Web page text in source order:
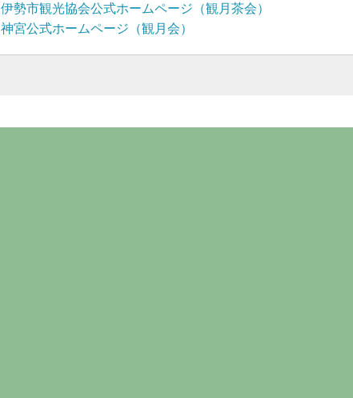
伊勢市観光協会公式ホームページ（観月茶会）
神宮公式ホームページ（観月会）